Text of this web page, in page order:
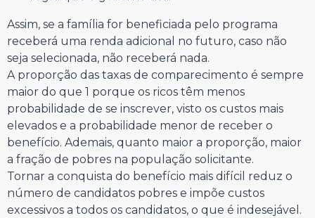
Assim, se a família for beneficiada pelo programa
receberá uma renda adicional no futuro, caso não
seja selecionada, não receberá nada.
A proporção das taxas de comparecimento é sempre
maior do que 1 porque os ricos têm menos
probabilidade de se inscrever, visto os custos mais
elevados e a probabilidade menor de receber o
benefício. Ademais, quanto maior a proporção, maior
a fração de pobres na população solicitante.
Tornar a conquista do benefício mais difícil reduz o
número de candidatos pobres e impõe custos
excessivos a todos os candidatos, o que é indesejável.